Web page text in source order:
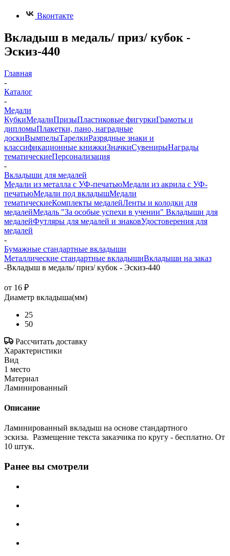
Вконтакте
Вкладыш в медаль/ приз/ кубок -
Эскиз-440
Главная
-
Каталог
-
Медали
КубкиМедалиПризыПластиковые фигуркиГрамоты и
дипломыПлакетки, пано, наградные
доскиВымпелыТарелкиРазрядные знаки и
классификационные книжкиЗначкиСувенирыНаграды
тематическиеПерсонализация
-
Вкладыши для медалей
Медали из металла с УФ-печатьюМедали из акрила с УФ-
печатьюМедали под вкладышМедали
тематическиеКомплекты медалейЛенты и колодки для
медалейМедаль "За особые успехи в учении" Вкладыши для
медалейФутляры для медалей и знаковУдостоверения для
медалей
-
Бумажные стандартные вкладыши
Металлические стандартные вкладышиВкладыши на заказ
-Вкладыш в медаль/ приз/ кубок - Эскиз-440
от 16 ₽
Диаметр вкладыша(мм)
25
50
Рассчитать доставку
Характеристики
Вид
1 место
Материал
Ламинированный
Описание
Ламинированный вкладыш на основе стандартного
эскиза. Размещение текста заказчика по кругу - бесплатно. От
10 штук.
Ранее вы смотрели